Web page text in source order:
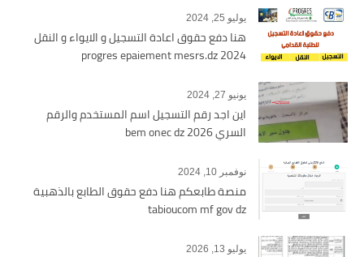
يوليو 25, 2024
هنا دفع حقوق اعادة التسجيل و الايواء و النقل
2024 progres epaiement mesrs.dz
يونيو 27, 2024
اين اجد رقم التسجيل اسم المستخدم والرقم
السري bem onec dz 2026
نوفمبر 10, 2024
منصة طابعكم هنا دفع حقوق الطابع بالذهبية
tabioucom mf gov dz
يوليو 13, 2026